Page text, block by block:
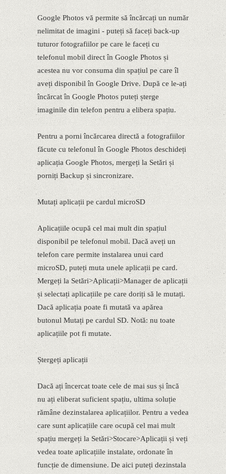
Google Photos vă permite să încărcați un număr
nelimitat de imagini - puteți să faceți back-up
tuturor fotografiilor pe care le faceți cu
telefonul mobil direct în Google Photos și
acestea nu vor consuma din spațiul pe care îl
aveți disponibil în Google Drive. După ce le-ați
încărcat în Google Photos puteți șterge
imaginile din telefon pentru a elibera spațiu.
Pentru a porni încărcarea directă a fotografiilor
făcute cu telefonul în Google Photos deschideți
aplicația Google Photos, mergeți la Setări și
porniți Backup și sincronizare.
Mutați aplicații pe cardul microSD
Aplicațiile ocupă cel mai mult din spațiul
disponibil pe telefonul mobil. Dacă aveți un
telefon care permite instalarea unui card
microSD, puteți muta unele aplicații pe card.
Mergeți la Setări>Aplicații>Manager de aplicații
și selectați aplicațiile pe care doriți să le mutați.
Dacă aplicația poate fi mutată va apărea
butonul Mutați pe cardul SD. Notă: nu toate
aplicațiile pot fi mutate.
Ștergeți aplicații
Dacă ați încercat toate cele de mai sus și încă
nu ați eliberat suficient spațiu, ultima soluție
rămâne dezinstalarea aplicațiilor. Pentru a vedea
care sunt aplicațiile care ocupă cel mai mult
spațiu mergeți la Setări>Stocare>Aplicații și veți
vedea toate aplicațiile instalate, ordonate în
funcție de dimensiune. De aici puteți dezinstala